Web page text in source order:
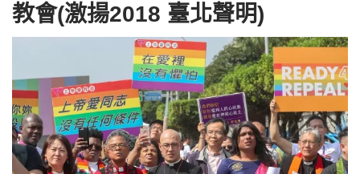
教會(激揚2018 臺北聲明)